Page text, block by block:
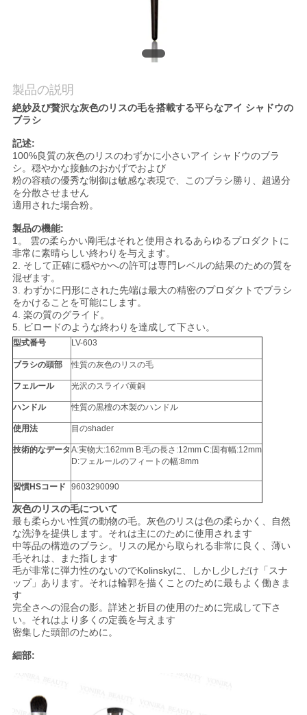
PRIVACY
POLICY
製品の説明
絶妙及び贅沢な灰色のリスの毛を搭載する平らなアイ シャドウの
ブラシ
記述:
100%良質の灰色のリスのわずかに小さいアイ シャドウのブラ
シ。穏やかな接触のおかげでおよび
粉の容積の優秀な制御は敏感な表現で、このブラシ勝り、超過分
を分散させません
適用された場合粉。
製品の機能:
1。 雲の柔らかい剛毛はそれと使用されるあらゆるプロダクトに
非常に素晴らしい終わりを与えます。
2. そして正確に穏やかへの許可は専門レベルの結果のための質を
混ぜます。
3. わずかに円形にされた先端は最大の精密のプロダクトでブラシ
をかけることを可能にします。
4. 楽の質のグライド。
5. ビロードのような終わりを達成して下さい。
型式番号 LV-603
ブラシの頭部 性質の灰色のリスの毛
フェルール 光沢のスライバ黄銅
ハンドル 性質の黒檀の木製のハンドル
使用法 目のshader
技術的なデータA:実物大:162mm B:毛の長さ:12mm C:固有幅:12mm
D:フェルールのフィートの幅:8mm
習慣HSコード 9603290090
灰色のリスの毛について
最も柔らかい性質の動物の毛。灰色のリスは色の柔らかく、自然
な洗浄を提供します。それは主にのために使用されます
中等品の構造のブラシ。リスの尾から取られる非常に良く、薄い
毛それは、また指します
毛が非常に弾力性のないのでKolinskyに、しかし少しだけ「スナ
ップ」あります。それは輪郭を描くことのために最もよく働きま
す
完全さへの混合の影。詳述と折目の使用のために完成して下さ
い。それはより多くの定義を与えます
密集した頭部のために。
細部: